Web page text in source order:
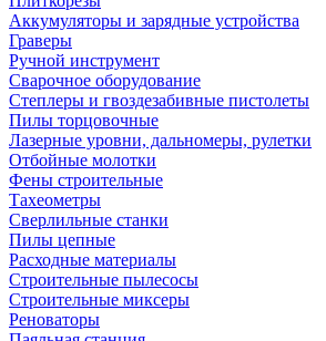
Аккумуляторы и зарядные устройства
Граверы
Ручной инструмент
Сварочное оборудование
Степлеры и гвоздезабивные пистолеты
Пилы торцовочные
Лазерные уровни, дальномеры, рулетки
Отбойные молотки
Фены строительные
Тахеометры
Сверлильные станки
Пилы цепные
Расходные материалы
Строительные пылесосы
Строительные миксеры
Реноваторы